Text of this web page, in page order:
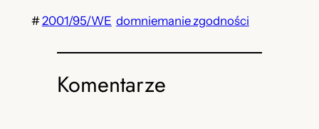
#2001/95/WE domniemanie zgodności
Komentarze